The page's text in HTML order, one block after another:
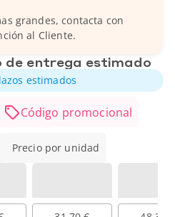
grandes, contacta con
al Cliente.
de entrega estimado
estimados
Código promocional
Precio por unidad